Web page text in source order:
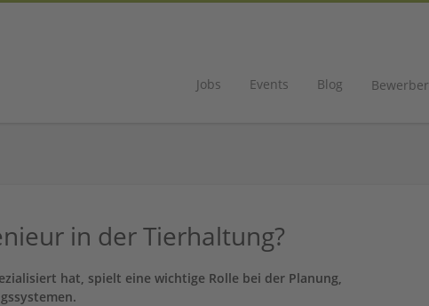
Jobs Events Blog Bewerber
in der Tierhaltung?
hat, spielt eine wichtige Rolle bei der Planung,